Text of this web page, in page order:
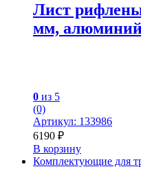
Лист
мм,
0 из 5
(0)
Артикул: 133986
6190 ₽
В корзину
Комплектующие для